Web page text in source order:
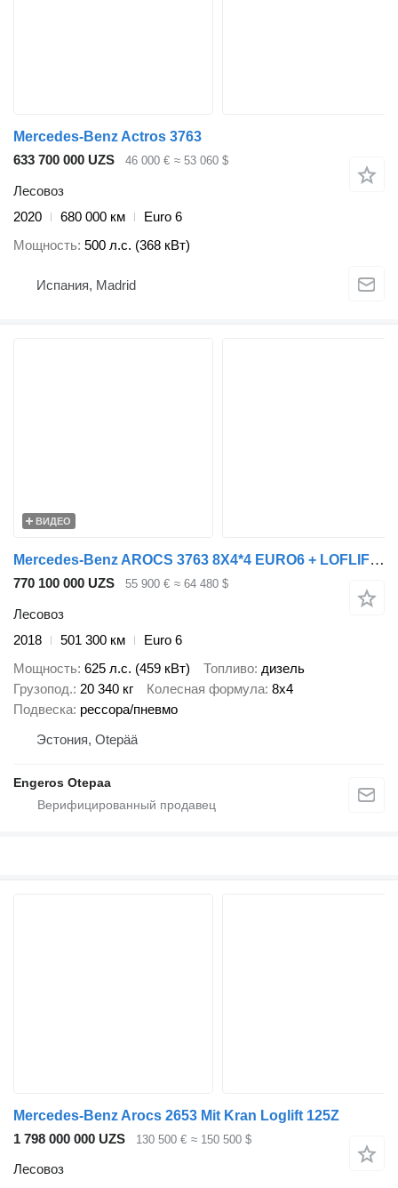
Mercedes-Benz Actros 3763
633 700 000 UZS
46 000 € ≈ 53 060 $
Лесовоз
2020
680 000 км
Euro 6
Мощность 500 л.с. (368 кВт)
Испания, Madrid
ВИДЕО
Mercedes-Benz AROCS 3763 8X4*4 EURO6 + LOFLIFT 125Z HiVision
770 100 000 UZS 55 900 € ≈ 64 480 $
Лесовоз
2018
501 300 км
Euro 6
Мощность 625 л.с. (459 кВт) Топливо дизель
Грузопод. 20 340 кг Колесная формула 8x4
Подвеска рессора/пневмо
Эстония, Otepää
Engeros Otepaa
Mercedes-Benz Arocs 2653 Mit Kran Loglift 125Z
1 798 000 000 UZS
130 500 € ≈ 150 500 $
Лесовоз